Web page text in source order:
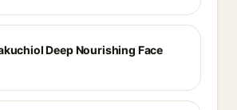
Deep Nourishing Face